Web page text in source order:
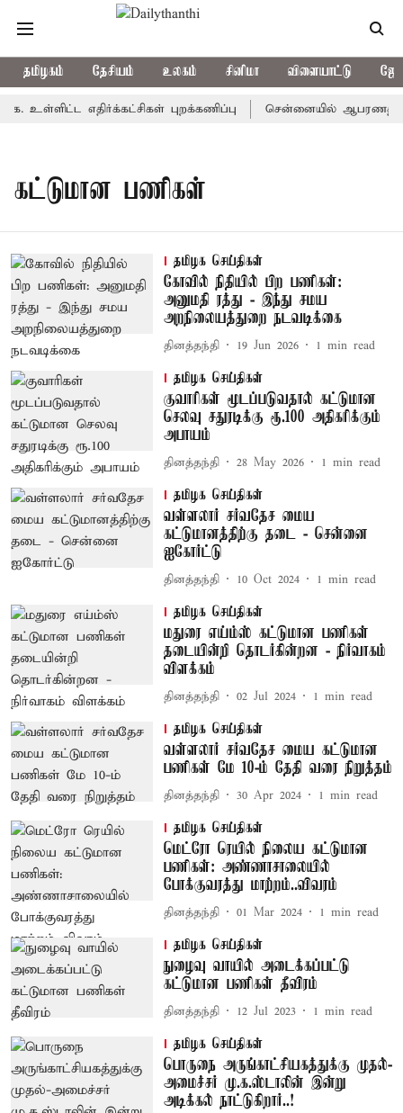
தமிழகம் தேசியம் உலகம் சினிமா விளையாட்டு
உள்ளிட்ட எதிர்க்கட்சிகள் புறக்கணிப்பு சென்னையில்
கட்டுமான பணிகள்
தமிழக செய்திகள்
கோவில் நிதியில் பிற பணிகள்:
அனுமதி ரத்து - இந்து சமய
அறநிலையத்துறை நடவடிக்கை
தினத்தந்தி 19 Jun 2026 1 min read
தமிழக செய்திகள்
குவாரிகள் மூடப்படுவதால் கட்டுமான
செலவு சதுரடிக்கு ரூ.100 அதிகரிக்கும்
அபாயம்
தினத்தந்தி 28 May 2026 1 min read
தமிழக செய்திகள்
வள்ளலார் சர்வதேச மைய
கட்டுமானத்திற்கு தடை - சென்னை
ஐகோர்ட்டு
தினத்தந்தி 10 Oct 2024 1 min read
தமிழக செய்திகள்
மதுரை எய்ம்ஸ் கட்டுமான பணிகள்
தடையின்றி தொடர்கின்றன - நிர்வாகம்
விளக்கம்
தினத்தந்தி 02 Jul 2024 1 min read
தமிழக செய்திகள்
வள்ளலார் சர்வதேச மைய கட்டுமான
பணிகள் மே 10-ம் தேதி வரை நிறுத்தம்
தினத்தந்தி 30 Apr 2024 1 min read
தமிழக செய்திகள்
மெட்ரோ ரெயில் நிலைய கட்டுமான
பணிகள்: அண்ணாசாலையில்
போக்குவரத்து மாற்றம்..விவரம்
தினத்தந்தி 01 Mar 2024 1 min read
தமிழக செய்திகள்
நுழைவு வாயில் அடைக்கப்பட்டு
கட்டுமான பணிகள் தீவிரம்
தினத்தந்தி 12 Jul 2023 1 min read
தமிழக செய்திகள்
பொருநை அருங்காட்சியகத்துக்கு முதல்-
அமைச்சர் மு.க.ஸ்டாலின் இன்று
அடிக்கல் நாட்டுகிறார்..!